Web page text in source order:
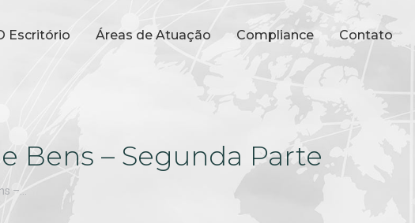
Escritório Áreas de Atuação Compliance Contato
Bens – Segunda Parte
–…